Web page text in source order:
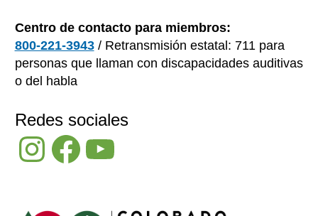
Centro de contacto para miembros:
800-221-3943/ Retransmisión estatal: 711 para
personas que llaman con discapacidades auditivas
o del habla
Redes sociales
InstagramFacebookYouTube